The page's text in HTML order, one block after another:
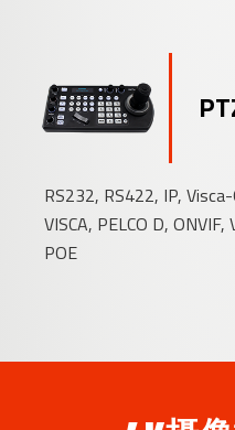
RS232, RS422, IP,
VISCA, PELCO D,
POE